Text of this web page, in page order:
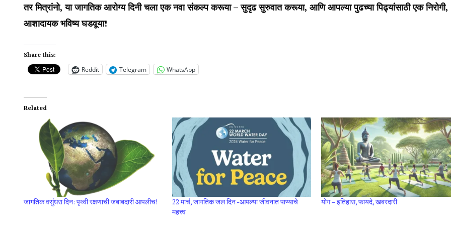
तर मित्रांनो,या जागतिक आरोग्य दिनी चला एक नवा संकल्प करूया – सुदृढ सुरुवात करूया, आणि आपल्या पुढच्या पिढ्यांसाठी एक निरोगी,
आशादायक भविष्य घडवूया!
Share this:
Reddit Telegram WhatsApp
Related
जागतिक वसुंधरा दिन: पृथ्वी रक्षणाची जबाबदारी आपलीच!
22 मार्च, जागतिक जल दिन -आपल्या जीवनात पाण्याचे
महत्त्व
योग – इतिहास, फायदे, खबरदारी